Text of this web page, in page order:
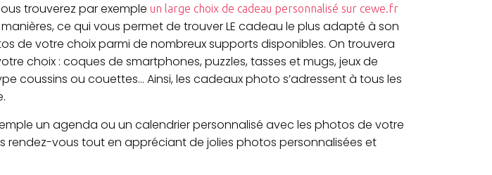
trouverez par exemple un large choix de cadeau personnalisé sur cewe.fr
ce qui vous permet de trouver LE cadeau le plus adapté à son
de votre choix parmi de nombreux supports disponibles. On trouvera
choix : coques de smartphones, puzzles, tasses et mugs, jeux de
coussins ou couettes… Ainsi, les cadeaux photo s’adressent à tous les
un agenda ou un calendrier personnalisé avec les photos de votre
rendez-vous tout en appréciant de jolies photos personnalisées et